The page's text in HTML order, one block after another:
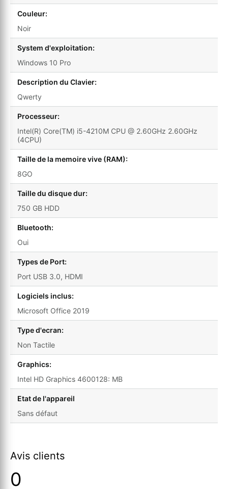
Couleur:
Noir
System d'exploitation:
Windows 10 Pro
Description du Clavier:
Qwerty
Processeur:
Intel(R) Core(TM) i5-4210M CPU @ 2.60GHz 2.60GHz
(4CPU)
Taille de la memoire vive (RAM):
8GO
Taille du disque dur:
750 GB HDD
Bluetooth:
Oui
Types de Port:
Port USB 3.0, HDMI
Logiciels inclus:
Microsoft Office 2019
Type d'ecran:
Non Tactile
Graphics:
Intel HD Graphics 4600128: MB
Etat de l'appareil
Sans défaut
Avis clients
0